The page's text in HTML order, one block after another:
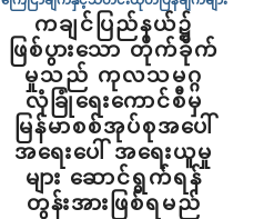
ကချင်ပြည်နယ်၌
ဖြစ်ပွားသော တိုက်ခိုက်
မှုသည် ကုလသမဂ္ဂ
လုံခြုံရေးကောင်စီမှ
မြန်မာစစ်အုပ်စုအပေါ်
အရေးပေါ် အရေးယူမှု
များ ဆောင်ရွက်ရန်
တွန်းအားဖြစ်ရမည်